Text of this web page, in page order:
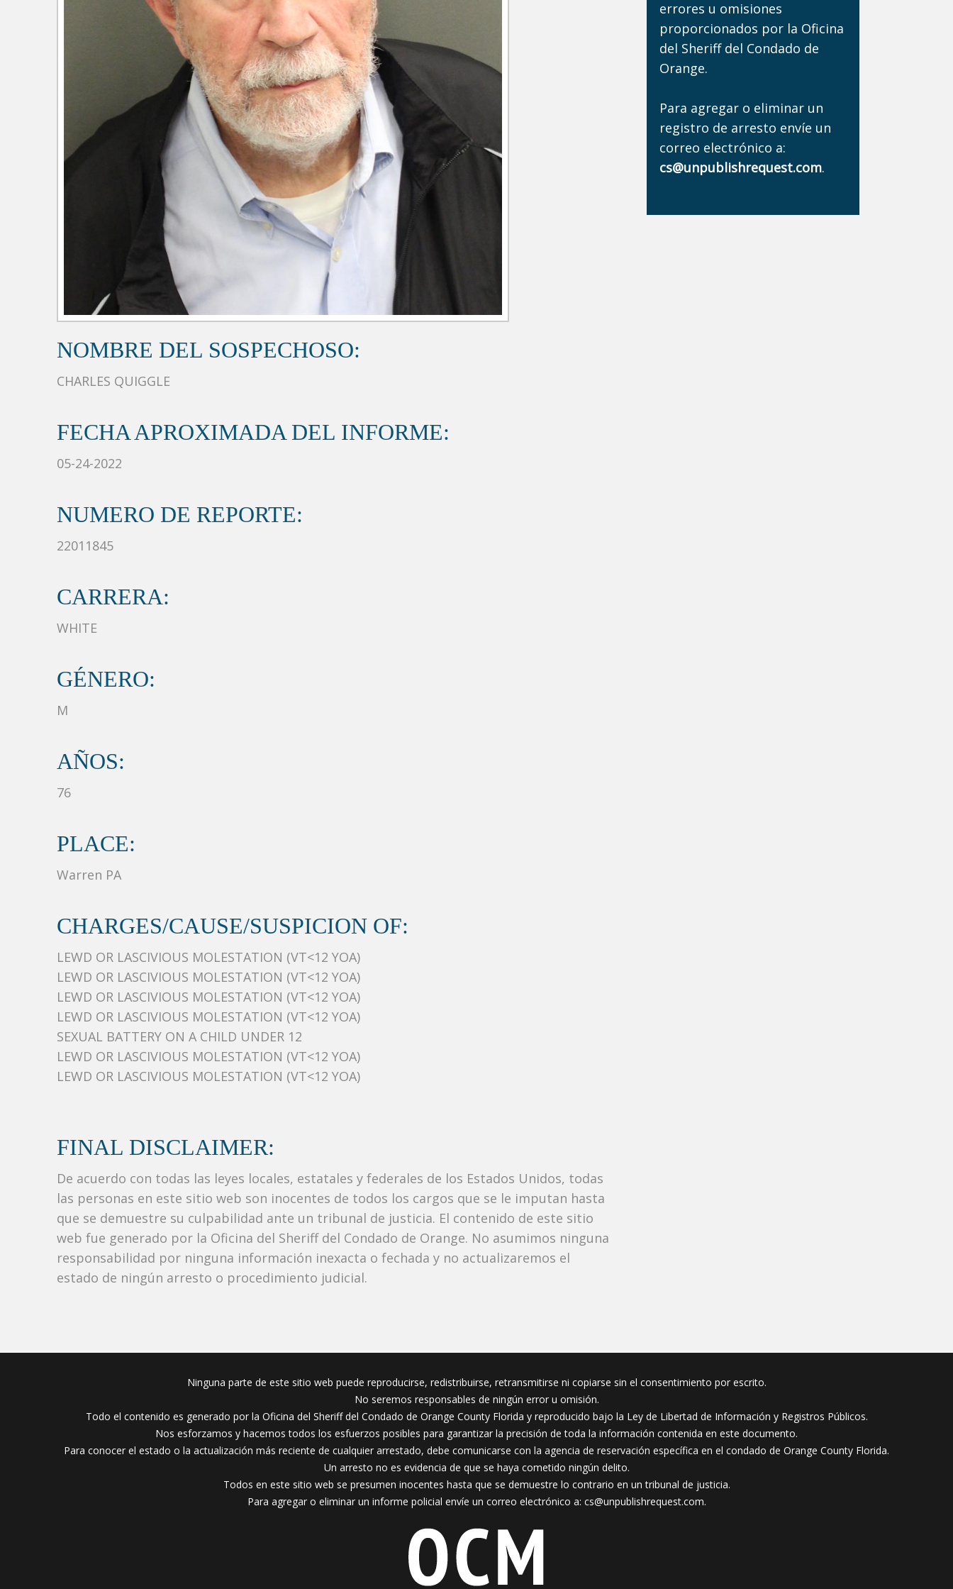
NOMBRE DEL SOSPECHOSO:
CHARLES QUIGGLE
FECHA APROXIMADA DEL INFORME:
05-24-2022
NUMERO DE REPORTE:
22011845
CARRERA:
WHITE
GÉNERO:
M
AÑOS:
76
PLACE:
Warren PA
CHARGES/CAUSE/SUSPICION OF:
LEWD OR LASCIVIOUS MOLESTATION (VT<12 YOA)
LEWD OR LASCIVIOUS MOLESTATION (VT<12 YOA)
LEWD OR LASCIVIOUS MOLESTATION (VT<12 YOA)
LEWD OR LASCIVIOUS MOLESTATION (VT<12 YOA)
SEXUAL BATTERY ON A CHILD UNDER 12
LEWD OR LASCIVIOUS MOLESTATION (VT<12 YOA)
LEWD OR LASCIVIOUS MOLESTATION (VT<12 YOA)
FINAL DISCLAIMER:
De acuerdo con todas las leyes locales, estatales y federales de los Estados Unidos, todas
las personas en este sitio web son inocentes de todos los cargos que se le imputan hasta
que se demuestre su culpabilidad ante un tribunal de justicia. El contenido de este sitio
web fue generado por la Oficina del Sheriff del Condado de Orange. No asumimos ninguna
responsabilidad por ninguna información inexacta o fechada y no actualizaremos el
estado de ningún arresto o procedimiento judicial.
errores u omisiones
proporcionados por la Oficina
del Sheriff del Condado de
Orange.
Para agregar o eliminar un
registro de arresto envíe un
correo electrónico a:
cs@unpublishrequest.com.
Ninguna parte de este sitio web puede reproducirse, redistribuirse, retransmitirse ni copiarse sin el consentimiento por escrito.
No seremos responsables de ningún error u omisión.
Todo el contenido es generado por la Oficina del Sheriff del Condado de Orange County Florida y reproducido bajo la Ley de Libertad de Información y Registros Públicos.
Nos esforzamos y hacemos todos los esfuerzos posibles para garantizar la precisión de toda la información contenida en este documento.
Para conocer el estado o la actualización más reciente de cualquier arrestado, debe comunicarse con la agencia de reservación específica en el condado de Orange County Florida.
Un arresto no es evidencia de que se haya cometido ningún delito.
Todos en este sitio web se presumen inocentes hasta que se demuestre lo contrario en un tribunal de justicia.
Para agregar o eliminar un informe policial envíe un correo electrónico a: cs@unpublishrequest.com.